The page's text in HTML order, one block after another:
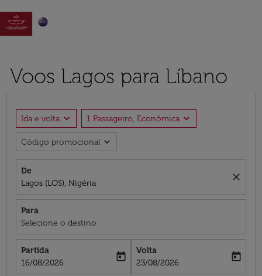

Voos Lagos para Líbano
Ida e volta expand_more 1 Passageiro, Econômica expand_more
Código promocional expand_more
De
Lagos (LOS), Nigéria
close
Para
Selecione o destino
Partida
fc-booking-departure-date-aria-label
16/08/2026
today
Volta
fc-booking-return-date-aria-label
23/08/2026
today